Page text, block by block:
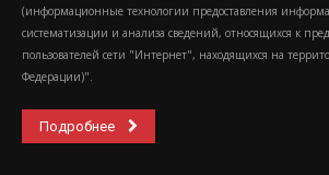
(информационные технологии предоставления
систематизации и анализа сведений, относящихся к
пользователей сети "Интернет", находящихся на
Федерации)".
Подробнее